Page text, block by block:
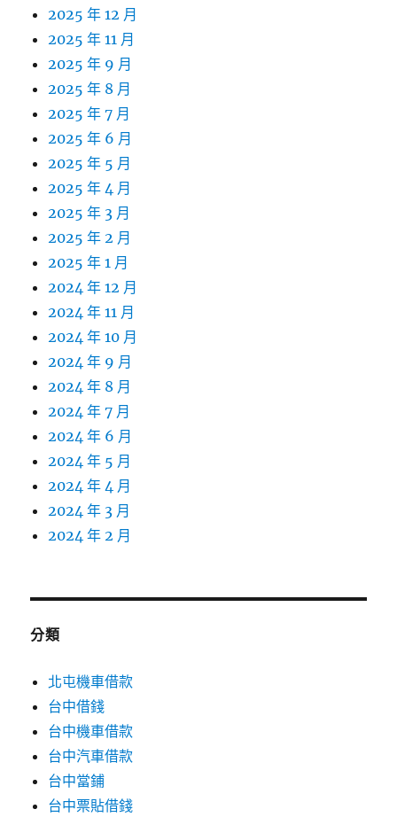
2025 年 12 月
2025 年 11 月
2025 年 9 月
2025 年 8 月
2025 年 7 月
2025 年 6 月
2025 年 5 月
2025 年 4 月
2025 年 3 月
2025 年 2 月
2025 年 1 月
2024 年 12 月
2024 年 11 月
2024 年 10 月
2024 年 9 月
2024 年 8 月
2024 年 7 月
2024 年 6 月
2024 年 5 月
2024 年 4 月
2024 年 3 月
2024 年 2 月
分類
北屯機車借款
台中借錢
台中機車借款
台中汽車借款
台中當鋪
台中票貼借錢